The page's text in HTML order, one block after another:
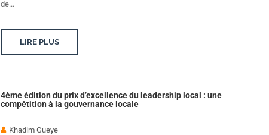
de...
LIRE PLUS
4ème édition du prix d’excellence du leadership local : une
compétition à la gouvernance locale
Khadim Gueye